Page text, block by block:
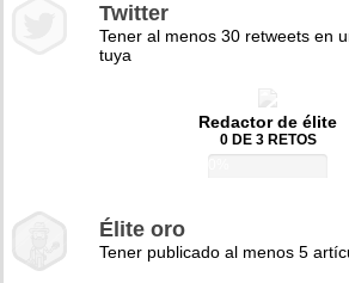
Twitter
Tener al menos 30 retweets en
tuya
Redactor de élite
0 DE 3 RETOS
Élite oro
Tener publicado al menos 5